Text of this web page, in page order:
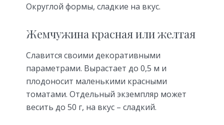
Округлой формы, сладкие на вкус.
Жемчужина красная или желтая
Славится своими декоративными
параметрами. Вырастает до 0,5 м и
плодоносит маленькими красными
томатами. Отдельный экземпляр может
весить до 50 г, на вкус – сладкий.